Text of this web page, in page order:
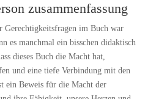
zusammenfassung
Gerechtigkeitsfragen im Buch war
es manchmal ein bisschen didaktisch
dieses Buch die Macht hat,
und eine tiefe Verbindung mit den
ein Beweis für die Macht der